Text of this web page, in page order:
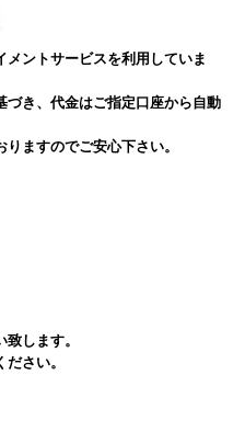
ントサービスを利用していま
づき、代金はご指定口座から自動
ますのでご安心下さい。
します。
さい。